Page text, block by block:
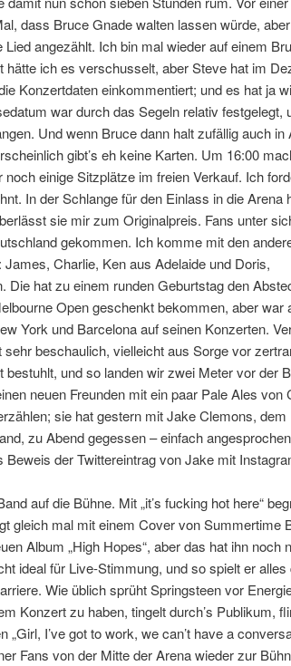
dass Bruce Gnade walten lassen würde,
angezählt. Ich bin mal wieder auf einem
hätte ich es verschusselt, aber Steve hat im
Konzertdaten einkommentiert; und es hat ja
war durch das Segeln relativ festgelegt,
Und wenn Bruce dann halt zufällig auch in
gibt’s eh keine Karten. Um 16:00
einige Sitzplätze im freien Verkauf. Ich
In der Schlange für den Einlass in die Arena
sie mir zum Originalpreis. Fans unter
gekommen. Ich komme mit den
Charlie, Ken aus Adelaide und Doris,
Die hat zu einem runden Geburtstag den
Open geschenkt bekommen, aber war
York und Barcelona auf seinen Konzerten.
beschaulich, vielleicht aus Sorge vor
bestuhlt, und so landen wir zwei Meter vor der
neuen Freunden mit ein paar Pale Ales von
sie hat gestern mit Jake Clemons, dem
zu Abend gegessen – einfach
der Twittereintrag von Jake mit
auf die Bühne. Mit „it’s fucking hot here“
gleich mal mit einem Cover von Summertime
Album „High Hopes“, aber das hat ihn noch
ideal für Live-Stimmung, und so spielt er alles
Wie üblich sprüht Springsteen vor
Konzert zu haben, tingelt durch’s Publikum,
I’ve got to work, we can’t have a
Fans von der Mitte der Arena wieder zur